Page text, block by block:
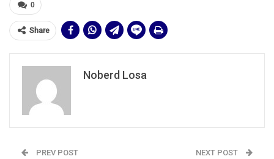
0
Share
Noberd Losa
PREV POST NEXT POST